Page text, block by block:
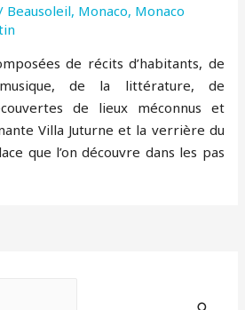
Beausoleil, Monaco, Monaco
de récits d’habitants, de
de la littérature, de
de lieux méconnus et
Villa Juturne et la verrière du
que l’on découvre dans les pas